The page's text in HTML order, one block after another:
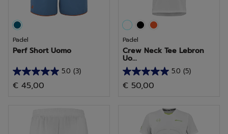
Padel
Perf Short Uomo
5.0 (3)
5.0
su
€ 45,00
Padel
Crew Neck Tee Lebron
Uo...
5.0 (5)
5.0
su
€ 50,00